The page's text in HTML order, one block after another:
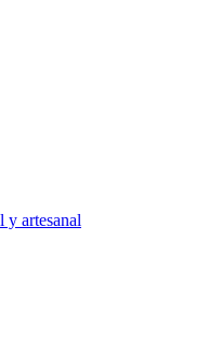
y artesanal